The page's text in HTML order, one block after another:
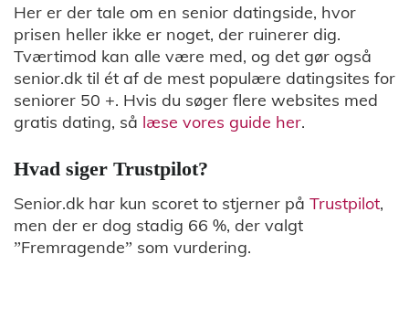
Her er der tale om en senior datingside, hvor
prisen heller ikke er noget, der ruinerer dig.
Tværtimod kan alle være med, og det gør også
senior.dk til ét af de mest populære datingsites for
seniorer 50 +. Hvis du søger flere websites med
gratis dating, så læse vores guide her.
Hvad siger Trustpilot?
Senior.dk har kun scoret to stjerner på Trustpilot,
men der er dog stadig 66 %, der valgt
”Fremragende” som vurdering.